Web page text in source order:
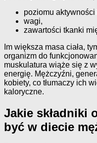
poziomu aktywności
wagi,
zawartości tkanki
Im większa masa ciała,
organizm do
muskulatura wiąże się z
energię. Mężczyźni,
kobiety, co tłumaczy ich
kaloryczne.
Jakie składniki
być w diecie